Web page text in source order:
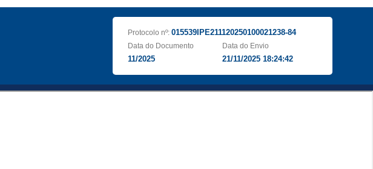
Protocolo nº: 015539IPE211120250100021238-84
Data do Documento
11/2025
Data do Envio
21/11/2025 18:24:42